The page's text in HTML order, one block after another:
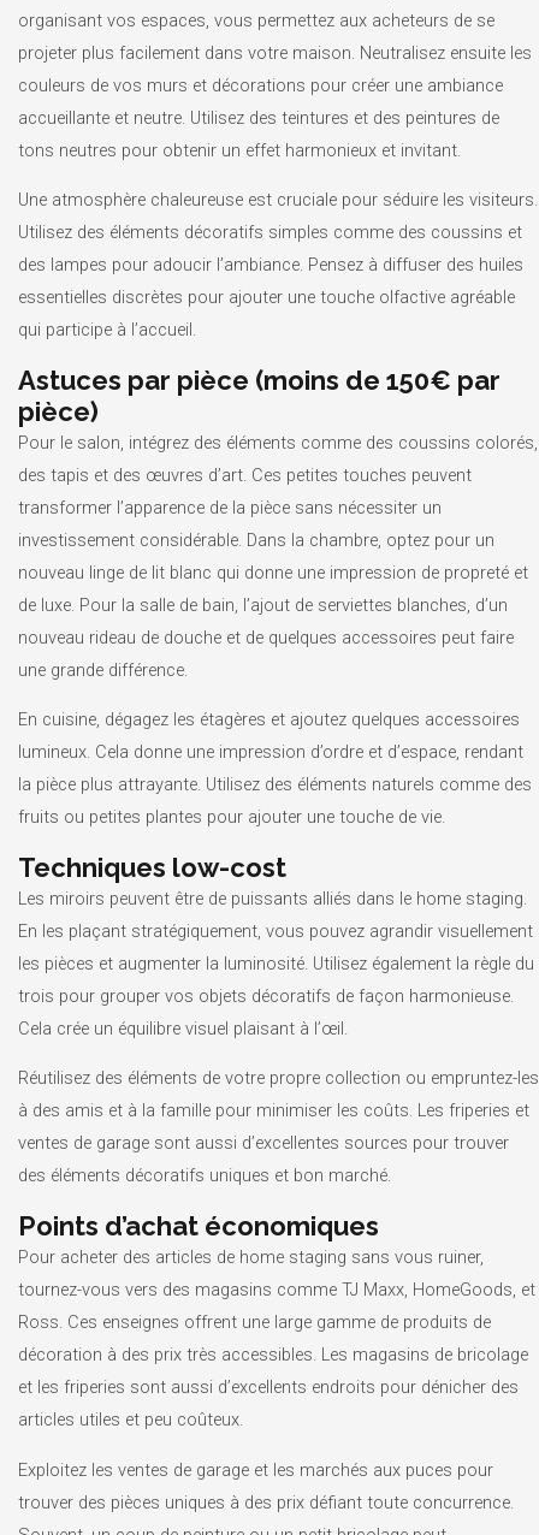
organisant vos espaces, vous permettez aux acheteurs de se
projeter plus facilement dans votre maison. Neutralisez ensuite les
couleurs de vos murs et décorations pour créer une ambiance
accueillante et neutre. Utilisez des teintures et des peintures de
tons neutres pour obtenir un effet harmonieux et invitant.
Une atmosphère chaleureuse est cruciale pour séduire les visiteurs.
Utilisez des éléments décoratifs simples comme des coussins et
des lampes pour adoucir l’ambiance. Pensez à diffuser des huiles
essentielles discrètes pour ajouter une touche olfactive agréable
qui participe à l’accueil.
Astuces par pièce (moins de 150€ par
pièce)
Pour le salon, intégrez des éléments comme des coussins colorés,
des tapis et des œuvres d’art. Ces petites touches peuvent
transformer l’apparence de la pièce sans nécessiter un
investissement considérable. Dans la chambre, optez pour un
nouveau linge de lit blanc qui donne une impression de propreté et
de luxe. Pour la salle de bain, l’ajout de serviettes blanches, d’un
nouveau rideau de douche et de quelques accessoires peut faire
une grande différence.
En cuisine, dégagez les étagères et ajoutez quelques accessoires
lumineux. Cela donne une impression d’ordre et d’espace, rendant
la pièce plus attrayante. Utilisez des éléments naturels comme des
fruits ou petites plantes pour ajouter une touche de vie.
Techniques low-cost
Les miroirs peuvent être de puissants alliés dans le home staging.
En les plaçant stratégiquement, vous pouvez agrandir visuellement
les pièces et augmenter la luminosité. Utilisez également la règle du
trois pour grouper vos objets décoratifs de façon harmonieuse.
Cela crée un équilibre visuel plaisant à l’œil.
Réutilisez des éléments de votre propre collection ou empruntez-les
à des amis et à la famille pour minimiser les coûts. Les friperies et
ventes de garage sont aussi d’excellentes sources pour trouver
des éléments décoratifs uniques et bon marché.
Points d’achat économiques
Pour acheter des articles de home staging sans vous ruiner,
tournez-vous vers des magasins comme TJ Maxx, HomeGoods, et
Ross. Ces enseignes offrent une large gamme de produits de
décoration à des prix très accessibles. Les magasins de bricolage
et les friperies sont aussi d’excellents endroits pour dénicher des
articles utiles et peu coûteux.
Exploitez les ventes de garage et les marchés aux puces pour
trouver des pièces uniques à des prix défiant toute concurrence.